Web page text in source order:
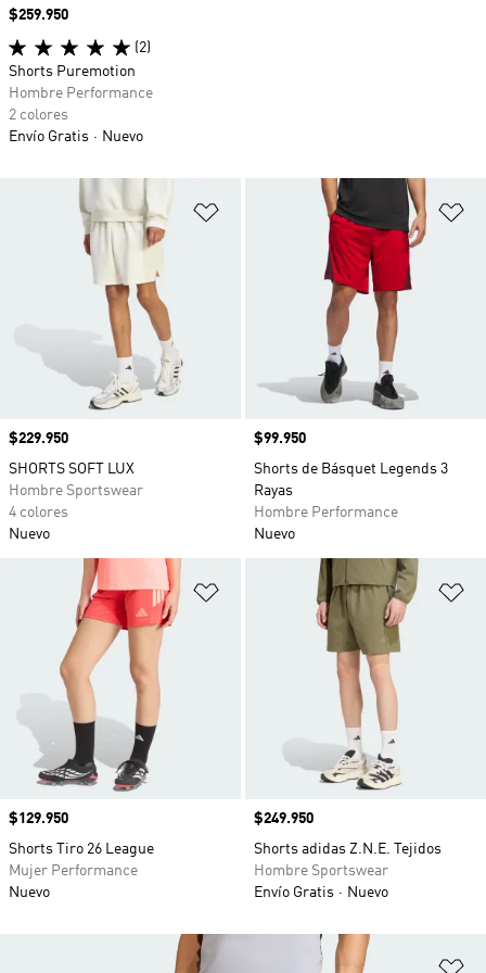
Añadir a la lista de deseos
Precio
$229.950
SHORTS SOFT LUX
Hombre Sportswear
4 colores
Nuevo
Precio
$99.950
Shorts de Básquet Legends 3
Rayas
Hombre Performance
Nuevo
Añadir a la lista de deseos
Precio
$129.950
Shorts Tiro 26 League
Mujer Performance
Nuevo
Precio
$249.950
Shorts adidas Z.N.E. Tejidos
Hombre Sportswear
Envío Gratis
Nuevo
Precio
$259.950
(2)
Shorts Puremotion
Hombre Performance
2 colores
Envío Gratis
Nuevo